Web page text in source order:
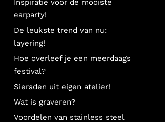
voor wanneer je op zoek bent naar
ook super leuk voor
Inspiratie voor de mooiste
earparty!
De leukste trend van nu:
layering!
Hoe overleef je een meerdaags
festival?
Sieraden uit eigen atelier!
Wat is graveren?
Voordelen van stainless steel